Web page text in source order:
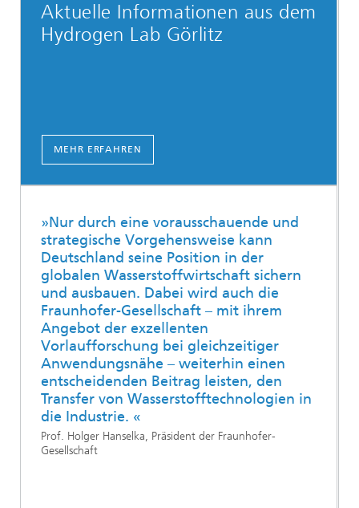
Aktuelle Informationen aus dem
Hydrogen Lab Görlitz
MEHR ERFAHREN
»Nur durch eine vorausschauende und
strategische Vorgehensweise kann
Deutschland seine Position in der
globalen Wasserstoffwirtschaft sichern
und ausbauen. Dabei wird auch die
Fraunhofer-Gesellschaft – mit ihrem
Angebot der exzellenten
Vorlaufforschung bei gleichzeitiger
Anwendungsnähe – weiterhin einen
entscheidenden Beitrag leisten, den
Transfer von Wasserstofftechnologien in
die Industrie. «
Prof. Holger Hanselka, Präsident der Fraunhofer-
Gesellschaft